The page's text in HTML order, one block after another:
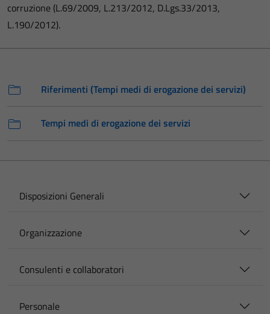
corruzione (L.69/2009, L.213/2012, D.Lgs.33/2013,
L.190/2012).
Riferimenti (Tempi medi di erogazione dei servizi)
Tempi medi di erogazione dei servizi
Disposizioni Generali
Organizzazione
Consulenti e collaboratori
Personale